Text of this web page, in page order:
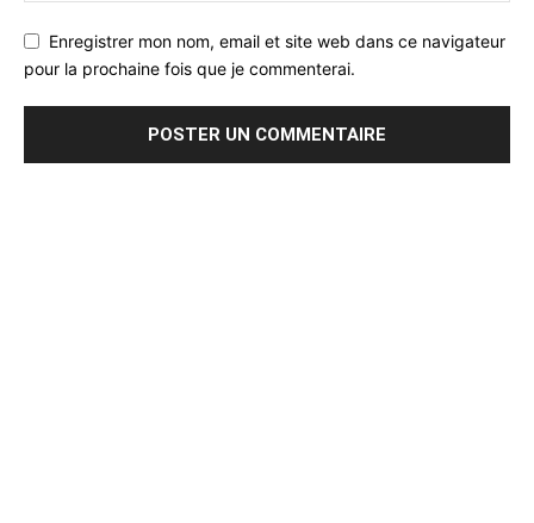
Enregistrer mon nom, email et site web dans ce navigateur
pour la prochaine fois que je commenterai.